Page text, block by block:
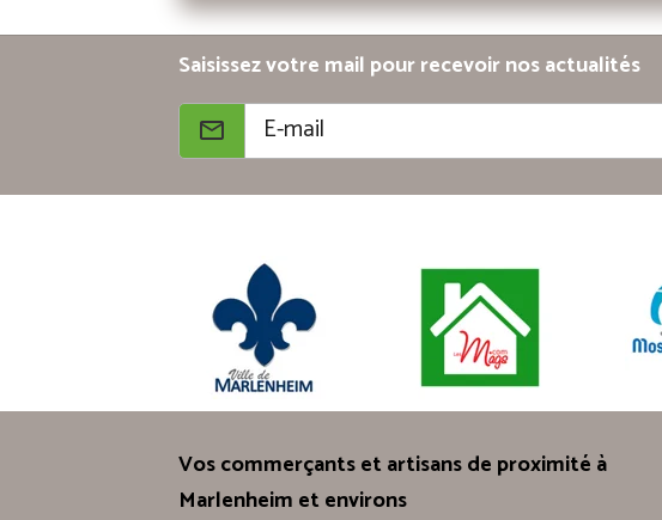
Saisissez votre mail pour recevoir nos actualités
Vos commerçants et artisans de proximité à
Marlenheim et environs